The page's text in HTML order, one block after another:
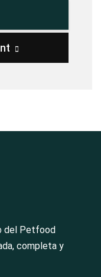
del Petfood
completa y